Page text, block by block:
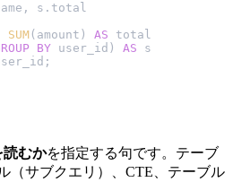
SUM (amount) AS total
BY user_id) AS
読むかを指定する句です。テーブ
（サブクエリ）、CTE、テーブル